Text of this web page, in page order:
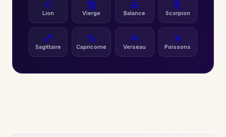
♌
Lion
♍
Vierge
♎
Balance
♏
Scorpion
♐
Sagittaire
♑
Capricorne
♒
Verseau
♓
Poissons